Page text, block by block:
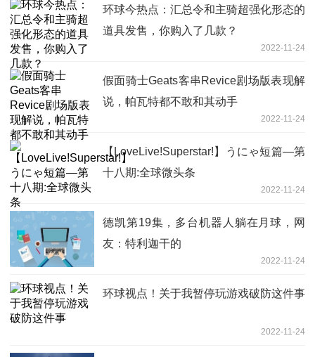
环球今热点：汇总令和主骑超强化形态的
道具发售，你购入了几款？
2022-11-24
假面骑士Geats客串Revice剧场版表现解
说，帕瓦特都不敢和其动手
2022-11-24
【LoveLive!Superstar!】うにゃ短篇—第
十八期:全球微头条
2022-11-24
德凯第19集，多台机器人躺在月球，网
友：特利迦干的
2022-11-24
环球视点！关于我暂停玩游戏破防这件事
2022-11-24